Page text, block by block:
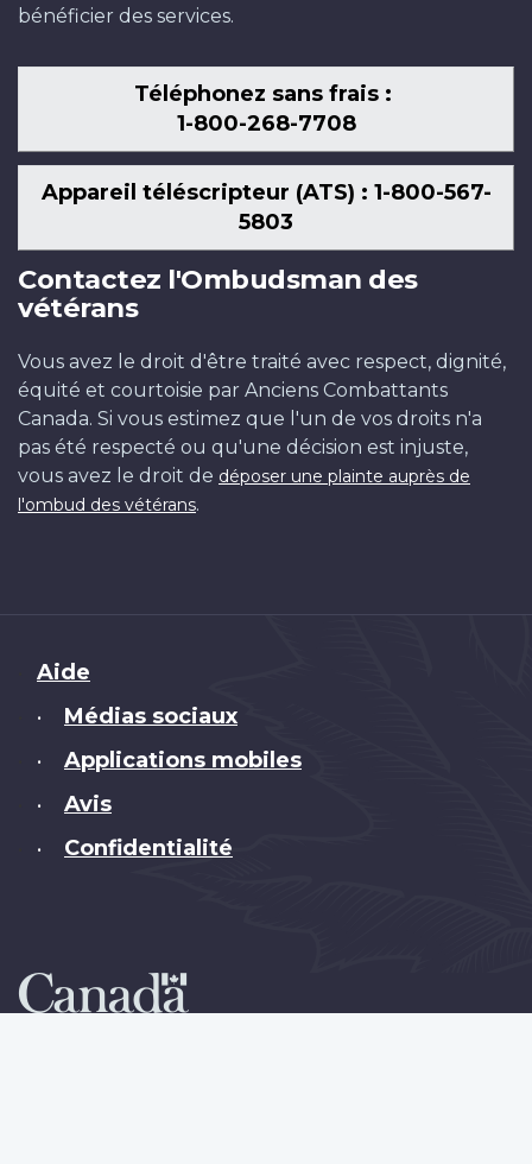
bénéficier des services.
Téléphonez sans frais :
1-800-268-7708
Appareil téléscripteur (ATS) : 1-800-567-
5803
Contactez l'Ombudsman des
vétérans
Vous avez le droit d'être traité avec respect, dignité,
équité et courtoisie par Anciens Combattants
Canada. Si vous estimez que l'un de vos droits n'a
pas été respecté ou qu'une décision est injuste,
vous avez le droit de déposer une plainte auprès de
l'ombud des vétérans.
Brand
Aide
• Médias sociaux
• Applications mobiles
• Avis
• Confidentialité